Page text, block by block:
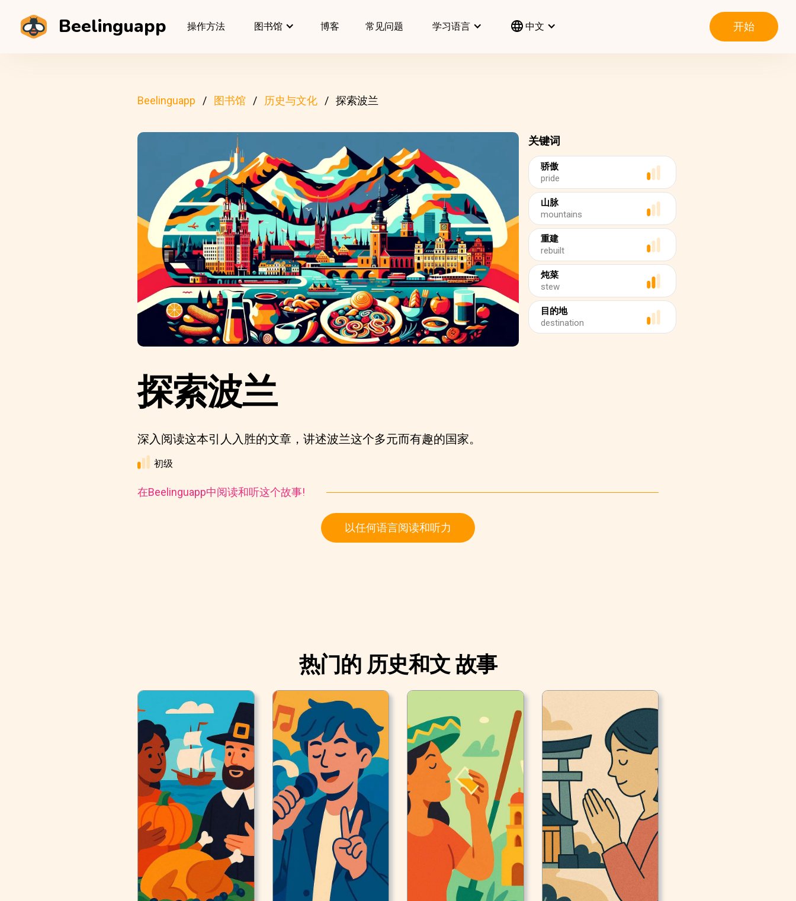
Beelinguapp 操作方法 图书馆 博客 常见问题 学习语言 中文 开始
Beelinguapp 图书馆 历史与文化 探索波兰
关键词
骄傲
pride
山脉
mountains
重建
rebuilt
炖菜
stew
目的地
destination
探索波兰
深入阅读这本引人入胜的文章，讲述波兰这个多元而有趣的国家。
初级
在Beelinguapp中阅读和听这个故事!
以任何语言阅读和听力
热门的 历史和文 故事